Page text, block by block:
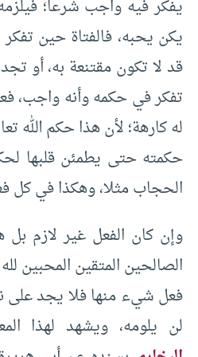
يفكر فيه واجب شرعا؛
يكن يحبه، فالفتاة حين
قد لا تكون مقتنعة به، أو
تفكر في حكمه وأنه واجب،
له كارهة؛ لأن هذا حكم الله
حكمته حتى يطمئن قلبها
الحجاب مثلا، وهكذا في كل
وإن كان الفعل غير لازم
الصالحين المتقين المحبين
فعل شيء منها فلا يجد على
لن يلومه، ويشهد لهذا